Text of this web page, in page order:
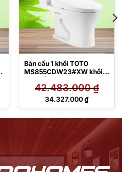
Bàn cầu 1 khối TOTO
MS855CDW23#XW khối
TCF47360GAA
42.483.000₫
Giá
42.483.000 ₫.
34.327.000₫
Giá
34.327.000 ₫.